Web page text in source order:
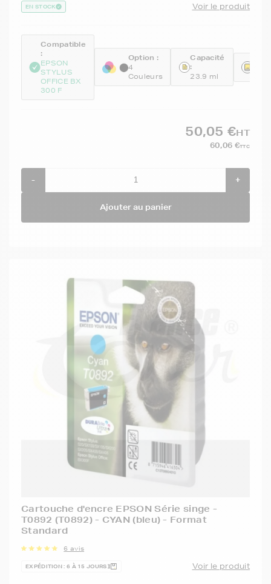
EN STOCK Voir le produit
Compatible
:
EPSON
STYLUS
OFFICE BX
300 F
Option :
4
Couleurs
Capacité
:
23.9 ml
50,05 €HT
60,06 €TTC
- +
Ajouter au panier
Cartouche d'encre EPSON Série singe -
T0892 (T0892) - CYAN (bleu) - Format
Standard
6 avis
EXPÉDITION : 6 À 15 JOURS Voir le produit